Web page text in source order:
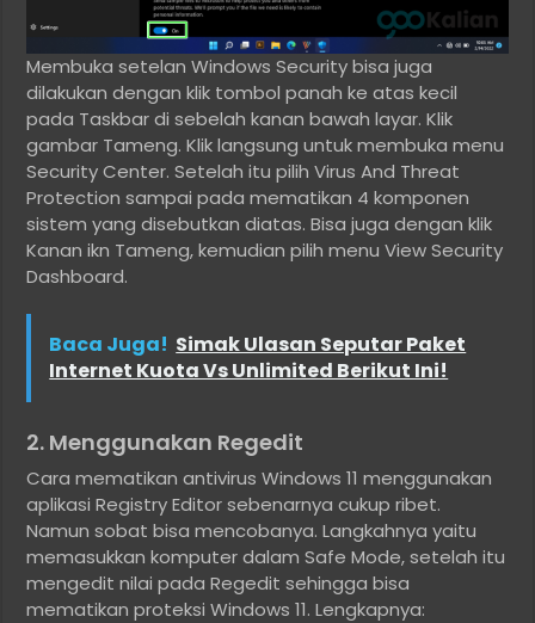
Membuka setelan Windows Security bisa juga
dilakukan dengan klik tombol panah ke atas kecil
pada Taskbar di sebelah kanan bawah layar. Klik
gambar Tameng. Klik langsung untuk membuka menu
Security Center. Setelah itu pilih Virus And Threat
Protection sampai pada mematikan 4 komponen
sistem yang disebutkan diatas. Bisa juga dengan klik
Kanan ikn Tameng, kemudian pilih menu View Security
Dashboard.
Baca Juga! Simak Ulasan Seputar Paket
Internet Kuota Vs Unlimited Berikut Ini!
2. Menggunakan Regedit
Cara mematikan antivirus Windows 11 menggunakan
aplikasi Registry Editor sebenarnya cukup ribet.
Namun sobat bisa mencobanya. Langkahnya yaitu
memasukkan komputer dalam Safe Mode, setelah itu
mengedit nilai pada Regedit sehingga bisa
mematikan proteksi Windows 11. Lengkapnya: